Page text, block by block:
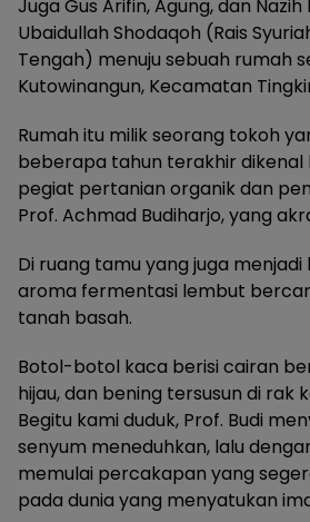
Juga Gus Arifin, Agung, dan
Ubaidullah Shodaqoh (Rais
Tengah) menuju sebuah rumah
Kutowinangun, Kecamatan
Rumah itu milik seorang tokoh
beberapa tahun terakhir dikenal
pegiat pertanian organik dan
Prof. Achmad Budiharjo, yang
Di ruang tamu yang juga
aroma fermentasi lembut
tanah basah.
Botol-botol kaca berisi cairan
hijau, dan bening tersusun di rak
Begitu kami duduk, Prof. Budi
senyum meneduhkan, lalu
memulai percakapan yang
pada dunia yang menyatukan